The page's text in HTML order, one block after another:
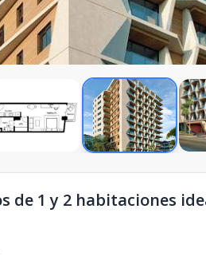
de 1 y 2 habitaciones